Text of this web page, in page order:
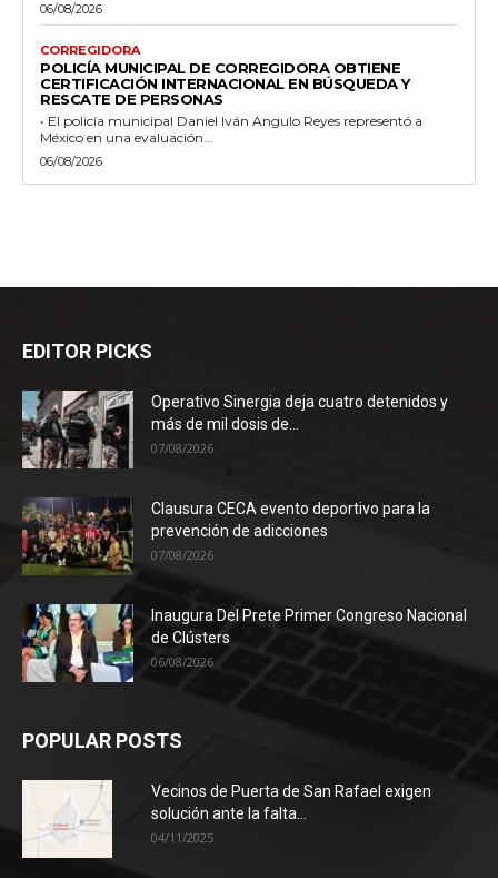
06/08/2026
CORREGIDORA
POLICÍA MUNICIPAL DE CORREGIDORA OBTIENE
CERTIFICACIÓN INTERNACIONAL EN BÚSQUEDA Y
RESCATE DE PERSONAS
• El policía municipal Daniel Iván Angulo Reyes representó a
México en una evaluación...
06/08/2026
EDITOR PICKS
Operativo Sinergia deja cuatro detenidos y
más de mil dosis de...
07/08/2026
Clausura CECA evento deportivo para la
prevención de adicciones
07/08/2026
Inaugura Del Prete Primer Congreso Nacional
de Clústers
06/08/2026
POPULAR POSTS
Vecinos de Puerta de San Rafael exigen
solución ante la falta...
04/11/2025